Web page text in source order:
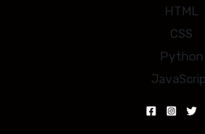
HTML
CSS
Python